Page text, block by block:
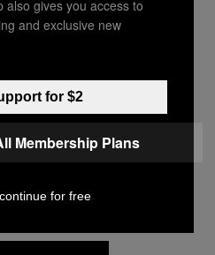
op te nemen voor
over hoe het
van 27 te voegen.
DER BOOM
also gives you access to
and exclusive new
for $2
Membership Plans
for free